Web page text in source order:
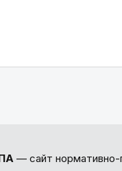
— сайт нормативно-